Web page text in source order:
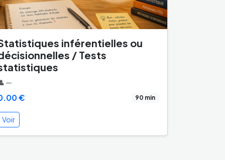
inférentielles ou
/ Tests
—
€ 90 min
Voir